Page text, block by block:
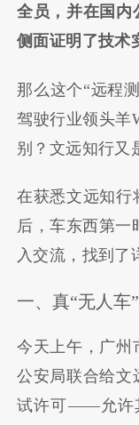
全员，并在国内
侧面证明了技术
那么这个“远程
驾驶行业领头羊
别？文远知行又
在获悉文远知行
后，车东西第一
入交流，找到了
一、真“无人车
今天上午，广州
公安局联合给文
试许可——允许